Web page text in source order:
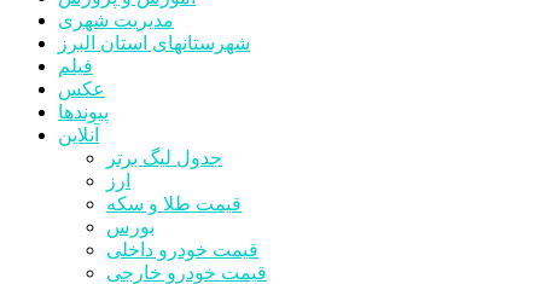
مدیریت شهری
شهرستانهای استان البرز
فیلم
عکس
پیوندها
آنلاین
جدول لیگ برتر
ارز
قیمت طلا و سکه
بورس
قیمت خودرو داخلی
قیمت خودرو خارجی